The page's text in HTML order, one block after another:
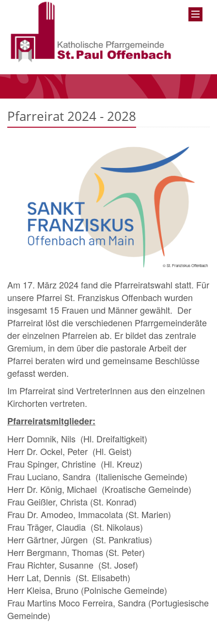
Pfarreirat 2024 - 2028
© St. Franziskus Offenbach
Am 17. März 2024 fand die Pfarreiratswahl statt. Für
unsere Pfarrei St. Franziskus Offenbach wurden
insgesamt 15 Frauen und Männer gewählt. Der
Pfarreirat löst die verschiedenen Pfarrgemeinderäte
der einzelnen Pfarreien ab. Er bildet das zentrale
Gremium, in dem über die pastorale Arbeit der
Pfarrei beraten wird und gemeinsame Beschlüsse
gefasst werden.
Im Pfarreirat sind VertreterInnen aus den einzelnen
Kirchorten vertreten.
Pfarreiratsmitglieder:
Herr Domnik, Nils (Hl. Dreifaltigkeit)
Herr Dr. Ockel, Peter (Hl. Geist)
Frau Spinger, Christine (Hl. Kreuz)
Frau Luciano, Sandra (Italienische Gemeinde)
Herr Dr. König, Michael (Kroatische Gemeinde)
Frau Geißler, Christa (St. Konrad)
Frau Dr. Amodeo, Immacolata (St. Marien)
Frau Träger, Claudia (St. Nikolaus)
Herr Gärtner, Jürgen (St. Pankratius)
Herr Bergmann, Thomas (St. Peter)
Frau Richter, Susanne (St. Josef)
Herr Lat, Dennis (St. Elisabeth)
Herr Kleisa, Bruno (Polnische Gemeinde)
Frau Martins Moco Ferreira, Sandra (Portugiesische
Gemeinde)